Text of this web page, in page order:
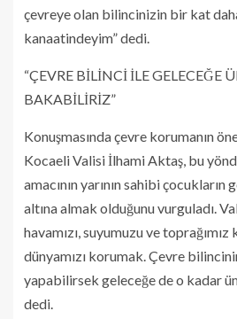
çevreye olan bilincinizin bir kat
kanaatindeyim” dedi.
“ÇEVRE BİLİNCİ İLE GELECEĞE
BAKABİLİRİZ”
Konuşmasında çevre korumanın
Kocaeli Valisi İlhami Aktaş, bu
amacının yarının sahibi çocukların
altına almak olduğunu vurguladı.
havamızı, suyumuzu ve
dünyamızı korumak. Çevre
yapabilirsek geleceğe de o kadar
dedi.